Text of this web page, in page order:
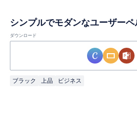
シンプルでモダンなユーザー
ダウンロード
ブラック 上品 ビジネス